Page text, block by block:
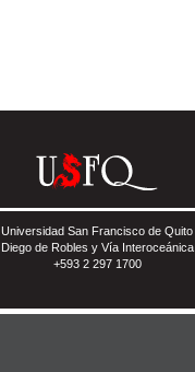
Universidad San Francisco de Quito
Diego de Robles y Vía Interoceánica
+593 2 297 1700